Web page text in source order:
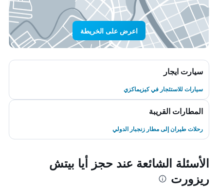
اعرض على الخريطة
سيارت ايجار
سيارات للاستئجار في كيزيماكزي
المطارات القريبة
رحلات طيران إلى مطار زنجبار الدولي
الأسئلة الشائعة عند حجز أيا بيتش
ريزورت